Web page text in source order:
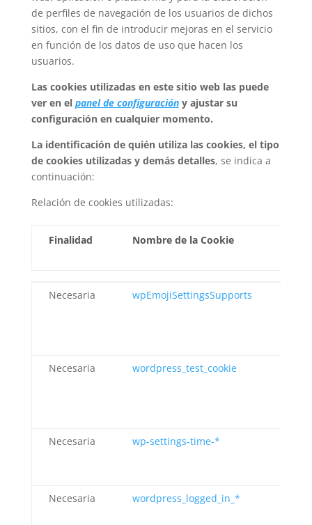
de perfiles de navegación de los usuarios de dichos
sitios, con el fin de introducir mejoras en el servicio
en función de los datos de uso que hacen los
usuarios.
Las cookies utilizadas en este sitio web las puede
ver en el panel de configuración y ajustar su
configuración en cualquier momento.
La identificación de quién utiliza las cookies, el tipo
de cookies utilizadas y demás detalles, se indica a
continuación:
Relación de cookies utilizadas:
Finalidad Nombre de la Cookie
Finalidad Nombre de la Cookie
Necesaria wpEmojiSettingsSupports
Necesaria wordpress_test_cookie
Necesaria wp-settings-time-*
Necesaria wordpress_logged_in_*